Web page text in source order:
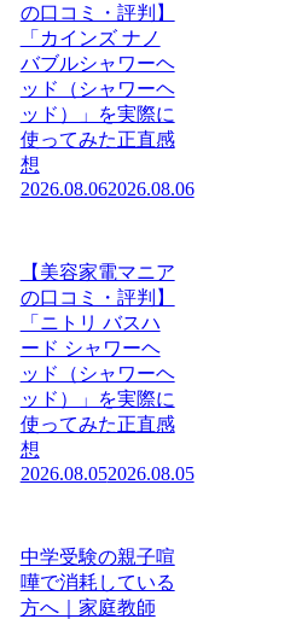
の口コミ・評判】
「カインズ ナノ
バブルシャワーヘ
ッド（シャワーヘ
ッド）」を実際に
使ってみた正直感
想
2026.08.062026.08.06
【美容家電マニア
の口コミ・評判】
「ニトリ バスハ
ード シャワーヘ
ッド（シャワーヘ
ッド）」を実際に
使ってみた正直感
想
2026.08.052026.08.05
中学受験の親子喧
嘩で消耗している
方へ｜家庭教師